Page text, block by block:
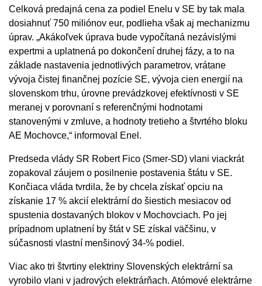
Celková predajná cena za podiel Enelu v SE by tak mala
dosiahnuť 750 miliónov eur, podlieha však aj mechanizmu
úprav. „Akákoľvek úprava bude vypočítaná nezávislými
expertmi a uplatnená po dokončení druhej fázy, a to na
základe nastavenia jednotlivých parametrov, vrátane
vývoja čistej finančnej pozície SE, vývoja cien energií na
slovenskom trhu, úrovne prevádzkovej efektívnosti v SE
meranej v porovnaní s referenčnými hodnotami
stanovenými v zmluve, a hodnoty tretieho a štvrtého bloku
AE Mochovce,“ informoval Enel.
Predseda vlády SR Robert Fico (Smer-SD) vlani viackrát
zopakoval záujem o posilnenie postavenia štátu v SE.
Končiaca vláda tvrdila, že by chcela získať opciu na
získanie 17 % akcií elektrární do šiestich mesiacov od
spustenia dostavaných blokov v Mochovciach. Po jej
prípadnom uplatnení by štát v SE získal väčšinu, v
súčasnosti vlastní menšinový 34-% podiel.
Viac ako tri štvrtiny elektriny Slovenských elektrární sa
vyrobilo vlani v jadrových elektrárňach. Atómové elektrárne